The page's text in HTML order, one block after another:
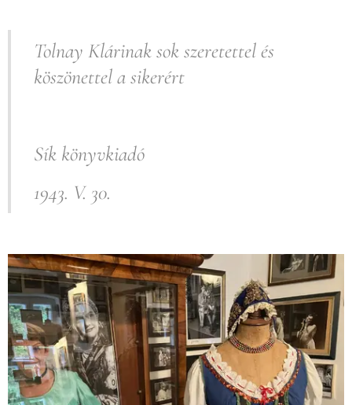
Tolnay Klárinak sok szeretettel és
köszönettel a sikerért
Sík könyvkiadó
1943. V. 30.